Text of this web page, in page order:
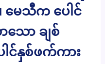
မေသီက ပေါင်
ော ချစ်
င်နှစ်ဖက်ကား